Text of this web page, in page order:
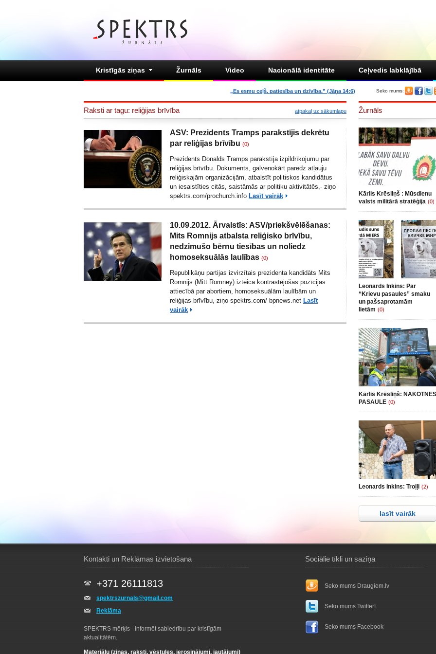
Kristīgās ziņas Žurnāls Video Nacionālā identitāte Ceļvedis labklājībā
Seko mums:
„Es esmu ceļš, patiesība un dzīvība.” (Jāņa 14:6)
Raksti ar tagu: reliģijas brīvība atpakaļ uz sākumlapu
ASV: Prezidents Tramps parakstījis dekrētu
par reliģijas brīvību (0)
Prezidents Donalds Tramps parakstīja izpildrīkojumu par
reliģijas brīvību. Dokuments, galvenokārt paredz atļauju
reliģiskajām organizācijām, atbalstīt politiskos kandidātus
un iesaistīties citās, saistāmās ar politiku aktivitātēs,- ziņo
spektrs.com/prochurch.info Lasīt vairāk
10.09.2012. Ārvalstīs: ASV/priekšvēlēšanas:
Mits Romnijs atbalsta reliģisko brīvību,
nedzimušo bērnu tiesības un noliedz
homoseksuālās laulības (0)
Republikāņu partijas izvirzītais prezidenta kandidāts Mits
Romnijs (Mitt Romney) izteica kontrastējošas pozīcijas
attiecībā par abortiem, homoseksuālām laulībām un
reliģijas brīvību,-ziņo spektrs.com/ bpnews.net Lasīt
vairāk
Žurnāls
Kārlis Krēsliņš : Mūsdienu
valsts militārā stratēģija (0)
Leonards Inkins: Par
“Krievu pasaules” smaku
un pašsaprotamām
lietām (0)
Kārlis Krēsliņš: NĀKOTNES
PASAULE (0)
Leonards Inkins: Troļļi (2)
lasīt vairāk
Kontakti un Reklāmas izvietošana
+371 26111813
spektrszurnals@gmail.com
Reklāma
SPEKTRS mērķis - informēt sabiedrību par kristīgām
aktualitātēm.
Materiālu (ziņas, raksti, vēstules, ierosinājumi, jautājumi)
Sociālie tīkli un saziņa
Seko mums Draugiem.lv
Seko mums Twitterī
Seko mums Facebook